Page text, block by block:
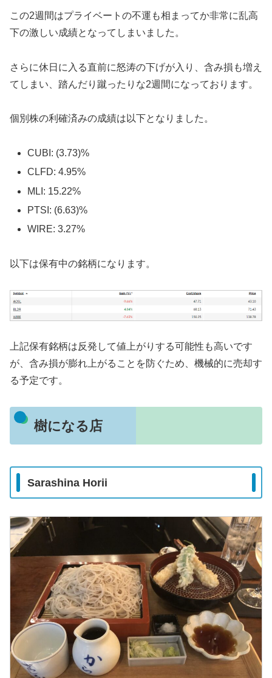
この2週間はプライベートの不運も相まってか非常に乱高
下の激しい成績となってしまいました。
さらに休日に入る直前に怒涛の下げが入り、含み損も増え
てしまい、踏んだり蹴ったりな2週間になっております。
個別株の利確済みの成績は以下となりました。
CUBI: (3.73)%
CLFD: 4.95%
MLI: 15.22%
PTSI: (6.63)%
WIRE: 3.27%
以下は保有中の銘柄になります。
上記保有銘柄は反発して値上がりする可能性も高いです
が、含み損が膨れ上がることを防ぐため、機械的に売却す
る予定です。
樹になる店
Sarashina Horii